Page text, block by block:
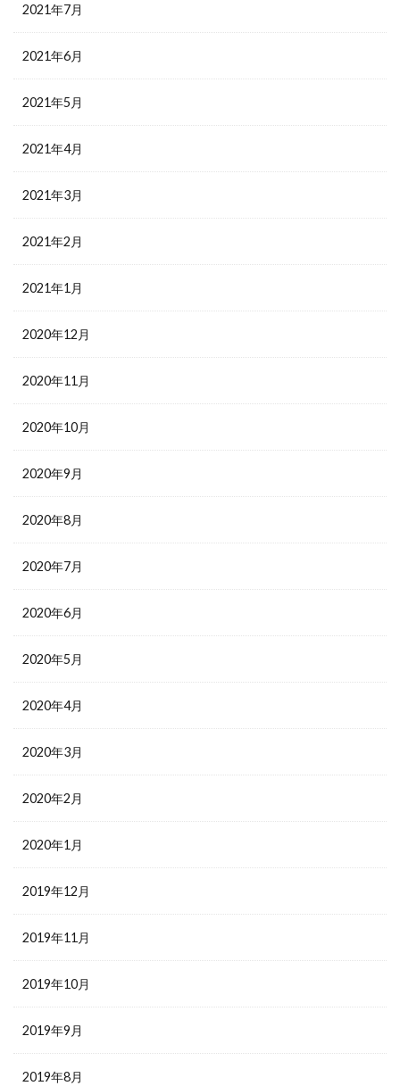
2021年7月
2021年6月
2021年5月
2021年4月
2021年3月
2021年2月
2021年1月
2020年12月
2020年11月
2020年10月
2020年9月
2020年8月
2020年7月
2020年6月
2020年5月
2020年4月
2020年3月
2020年2月
2020年1月
2019年12月
2019年11月
2019年10月
2019年9月
2019年8月